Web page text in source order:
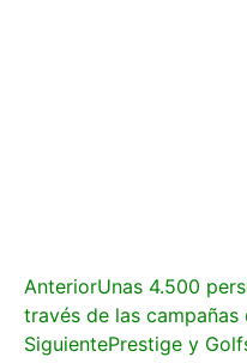
AnteriorUnas 4.500
través de las
SiguientePrestige y